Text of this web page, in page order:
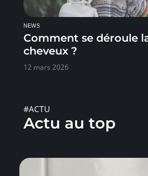
NEWS
Comment se déroule
cheveux ?
12 mars 2026
#ACTU
Actu au top